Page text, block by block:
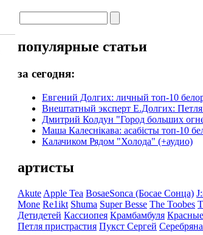
популярные статьи
за сегодня:
Евгений Долгих: личный топ-10
Внештатный эксперт Е.Долгих:
Дмитрий Колдун "Город больших
Маша Калеснікава: асабісты топ-10
Калачиком Рядом "Холода" (+аудио)
артисты
Akute Apple Tea BosaeSonca (Босае Сонца)
Mone Re1ikt Shuma Super Besse The Toobes
Детидетей Кассиопея Крамбамбуля
Петля пристрастия Пукст Сергей